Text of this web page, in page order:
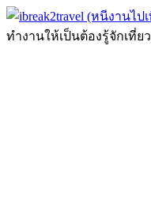
ทำงานให้เป็นต้องรู้จักเที่ยว